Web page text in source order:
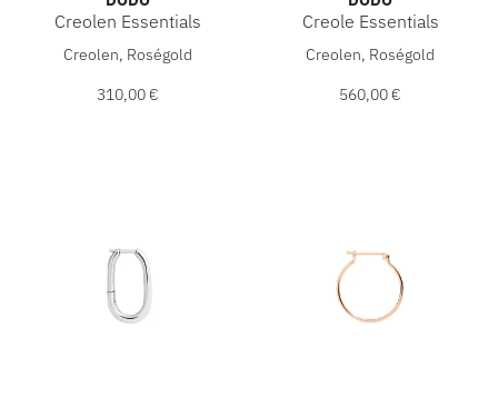
Creolen Essentials
DoDo Creolen Essentials, Ref: DOC6000-ESSEN-0009R,
Creolen, Roségold
310,00 €
Creole Essentials
DoDo Creole Essentials,
Creolen, Roségold
560,00 €